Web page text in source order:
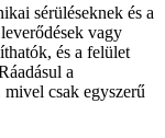
sérüléseknek és a
vagy
és a felület
a
csak egyszerű